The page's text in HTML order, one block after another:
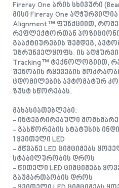
Fireray One არის სხივური
მისი Fireray One
Alignment™ ფუნქციით,
რეფლექტორთან
გააქტიურების შემდეგ,
უზრუნველყოფს. ის
Tracking™ ტექნოლოგიით,
შენობის რყევების
ცდომილების ავტომატურ
ზუსტ სწორებას.
მახასიათებლები:
- ინტეგრირებული
- გასწორების სტატუსის
1 ყვითელი LED
- მწვანე LED ციმციმებს
სტაბილურობის დროს
- წითელი LED ციმციმებს
გაუმართაობის დროს